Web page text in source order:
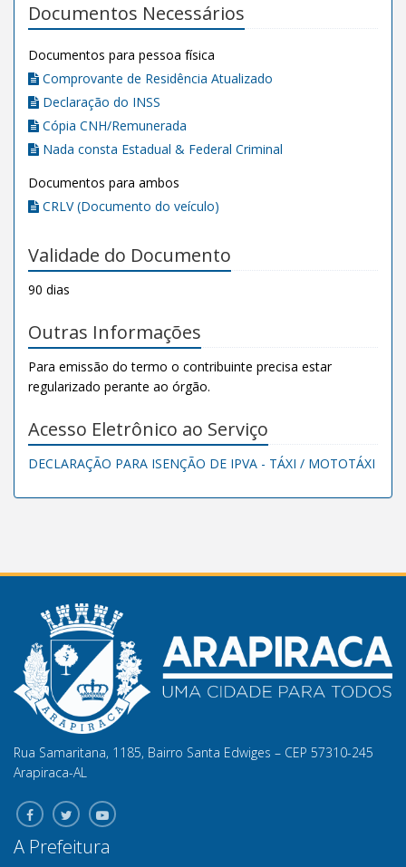
Documentos Necessários
Documentos para pessoa física
Comprovante de Residência Atualizado
Declaração do INSS
Cópia CNH/Remunerada
Nada consta Estadual & Federal Criminal
Documentos para ambos
CRLV (Documento do veículo)
Validade do Documento
90 dias
Outras Informações
Para emissão do termo o contribuinte precisa estar
regularizado perante ao órgão.
Acesso Eletrônico ao Serviço
DECLARAÇÃO PARA ISENÇÃO DE IPVA - TÁXI / MOTOTÁXI
Rua Samaritana, 1185, Bairro Santa Edwiges – CEP 57310-245
Arapiraca-AL
A Prefeitura